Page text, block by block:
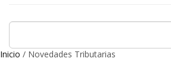
Inicio / Novedades Tributarias